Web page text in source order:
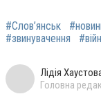
#Слов’янськ
#звинувачення
Лідія
Головна